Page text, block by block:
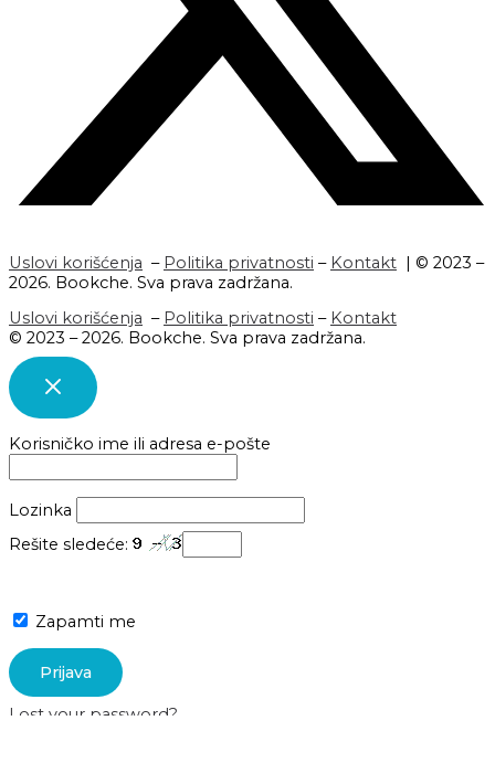
Uslovi korišćenja – Politika privatnosti – Kontakt | © 2023 –
2026. Bookche. Sva prava zadržana.
Uslovi korišćenja – Politika privatnosti – Kontakt
© 2023 – 2026. Bookche. Sva prava zadržana.
Korisničko ime ili adresa e-pošte
Lozinka
Rešite sledeće:
Zapamti me
Lost your password?